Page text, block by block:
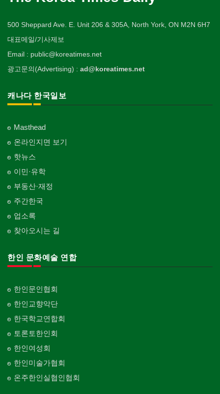
500 Sheppard Ave. E. Unit 206 & 305A, North York, ON M2N 6H7
대표메일/기사제보
Email : public@koreatimes.net
광고문의(Advertising) : ad@koreatimes.net
캐나다 한국일보
Masthead
온라인지면 보기
핫뉴스
이민·유학
부동산·재정
주간한국
업소록
찾아오시는 길
한인 문화예술 연합
한인문인협회
한인교향악단
한국학교연합회
토론토한인회
한인여성회
한인미술가협회
온주한인실협인협회